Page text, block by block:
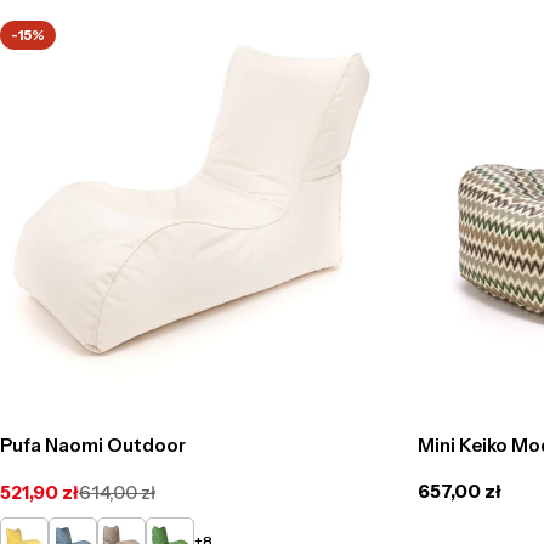
-15%
Pufa Naomi Outdoor
Cena
promocyjna
521,90 zł
Cena
regularna
614,00 zł
Żółty
Jasno CappucinoZielony
Mini Keiko
Cena
657,00 zł